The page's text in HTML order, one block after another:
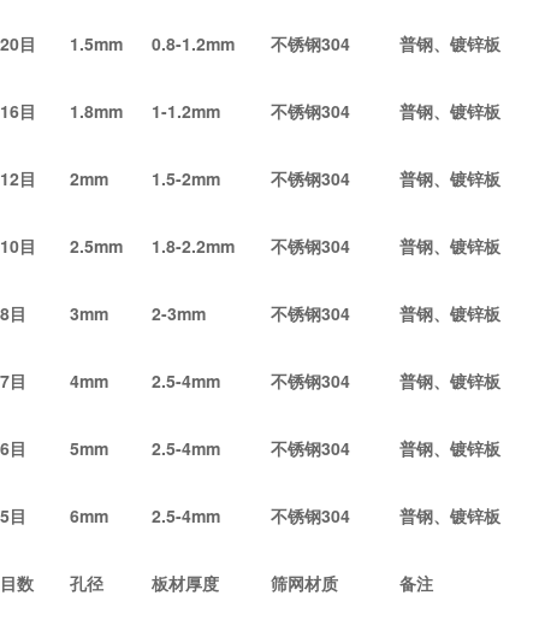
20目 1.5mm 0.8-1.2mm 不锈钢304 普钢、镀锌板
16目 1.8mm 1-1.2mm 不锈钢304 普钢、镀锌板
12目 2mm 1.5-2mm 不锈钢304 普钢、镀锌板
10目 2.5mm 1.8-2.2mm 不锈钢304 普钢、镀锌板
8目 3mm 2-3mm 不锈钢304 普钢、镀锌板
7目 4mm 2.5-4mm 不锈钢304 普钢、镀锌板
6目 5mm 2.5-4mm 不锈钢304 普钢、镀锌板
5目 6mm 2.5-4mm 不锈钢304 普钢、镀锌板
目数 孔径 板材厚度 筛网材质 备注